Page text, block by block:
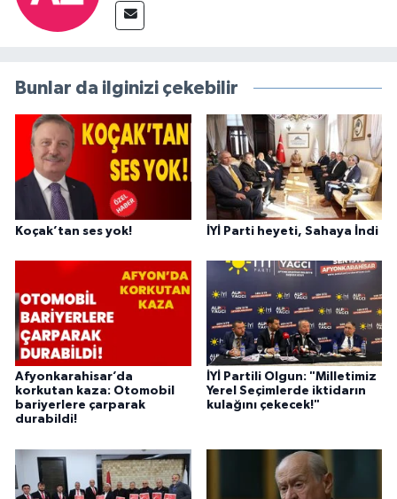
Bunlar da ilginizi çekebilir
Koçak’tan ses yok! İYİ Parti heyeti, Sahaya İndi
Afyonkarahisar’da
korkutan kaza: Otomobil
bariyerlere çarparak
durabildi!
İYİ Partili Olgun: "Milletimiz
Yerel Seçimlerde iktidarın
kulağını çekecek!"